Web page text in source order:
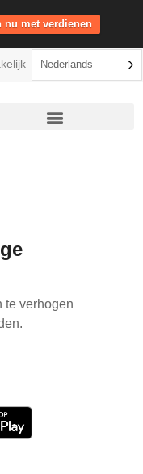
nu met verdienen
Nederlands
te verhogen